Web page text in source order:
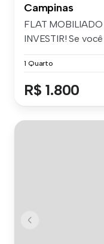
Campinas
FLAT
INVESTIR! Se você
1 Quarto
R$ 1.800